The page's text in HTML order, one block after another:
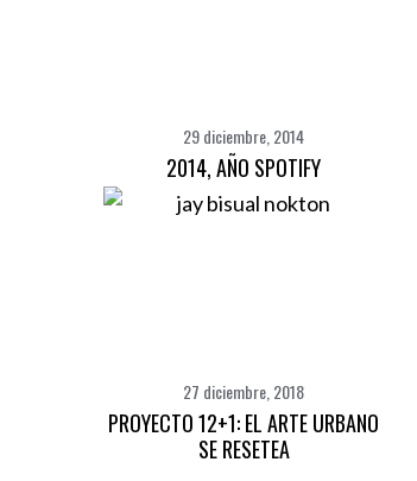
29 diciembre, 2014
2014, AÑO SPOTIFY
27 diciembre, 2018
PROYECTO 12+1: EL ARTE URBANO
SE RESETEA